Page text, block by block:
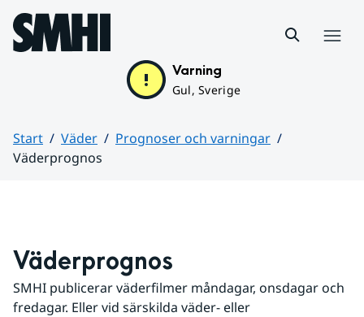
Hoppa till sidans innehåll
Varning
Gul, Sverige
Start Väder
Prognoser och varningar
Väderprognos
Väderprognos
SMHI publicerar väderfilmer måndagar, onsdagar och
fredagar. Eller vid särskilda väder- eller